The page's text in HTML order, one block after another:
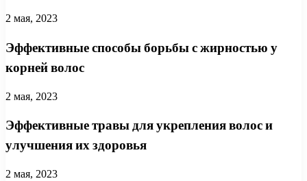
2 мая, 2023
Эффективные способы борьбы с жирностью у
корней волос
2 мая, 2023
Эффективные травы для укрепления волос и
улучшения их здоровья
2 мая, 2023